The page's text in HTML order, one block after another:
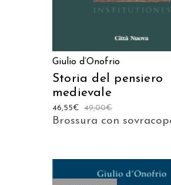
Giulio d’Onofrio
Storia del pensiero
medievale
49,00€
46,55€
Brossura con